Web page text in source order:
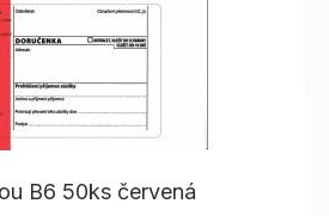
B6 50ks červená